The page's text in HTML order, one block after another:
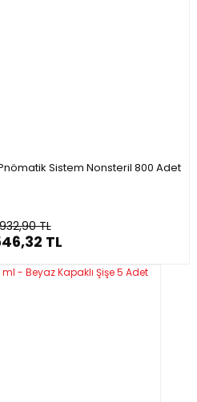
Sistem Nonsteril 800 Adet
TL
TL